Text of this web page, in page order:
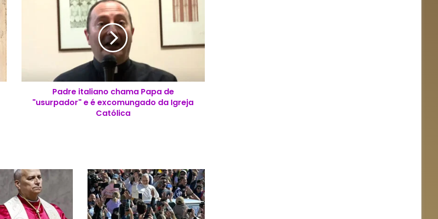
l
a
P
a
p
Padre italiano chama Papa de
"usurpador" e é excomungado da Igreja
Católica